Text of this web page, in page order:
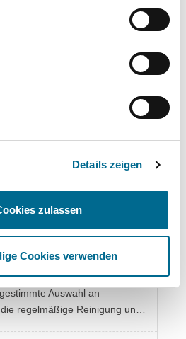
Details zeigen
zulassen
Cookies verwenden
Erste-Hilfe-Maßnahmen
Innenraum Pflegeset Basic
Auswahl an
regelmäßige Reinigung und